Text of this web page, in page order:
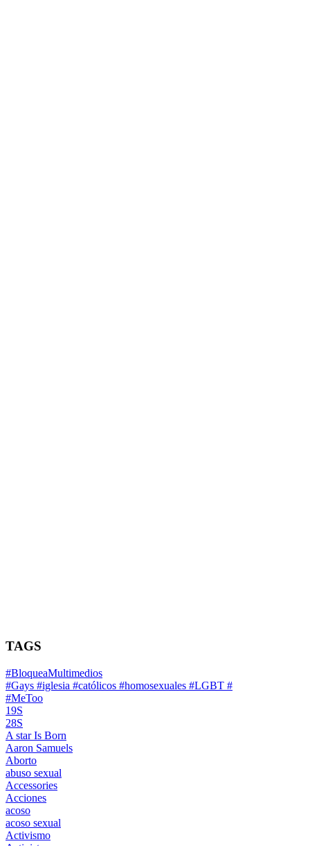
TAGS
#BloqueaMultimedios
#Gays #iglesia #católicos #homosexuales #LGBT #
#MeToo
19S
28S
A star Is Born
Aaron Samuels
Aborto
abuso sexual
Accessories
Acciones
acoso
acoso sexual
Activismo